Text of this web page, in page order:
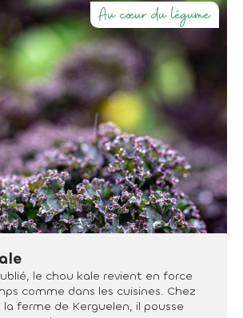
Au cœur du légume
le chou kale revient en force
comme dans les cuisines. Chez
la ferme de Kerguelen, il pousse